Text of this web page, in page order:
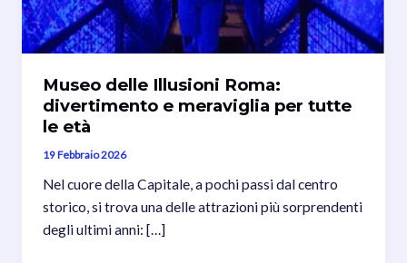
Museo delle Illusioni Roma:
divertimento e meraviglia per tutte
le età
19 Febbraio 2026
Nel cuore della Capitale, a pochi passi dal centro
storico, si trova una delle attrazioni più sorprendenti
degli ultimi anni: […]